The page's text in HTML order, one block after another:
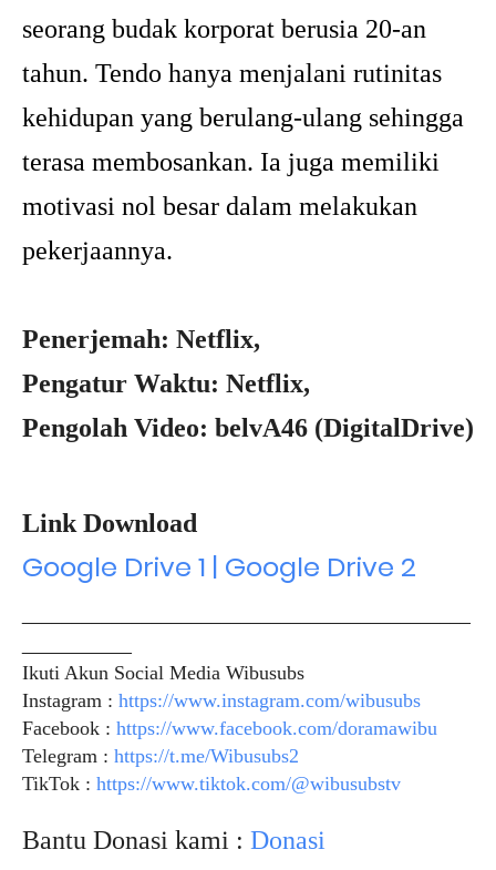
seorang budak korporat berusia 20-an
tahun. Tendo hanya menjalani rutinitas
kehidupan yang berulang-ulang sehingga
terasa membosankan. Ia juga memiliki
motivasi nol besar dalam melakukan
pekerjaannya.
Penerjemah: Netflix,
Pengatur Waktu: Netflix,
Pengolah Video: belvA46 (DigitalDrive)
Link Download
Google Drive 1 | Google Drive 2
Ikuti Akun Social Media Wibusubs
Instagram : https://www.instagram.com/wibusubs
Facebook : https://www.facebook.com/doramawibu
Telegram : https://t.me/Wibusubs2
TikTok : https://www.tiktok.com/@wibusubstv
Bantu Donasi kami : Donasi